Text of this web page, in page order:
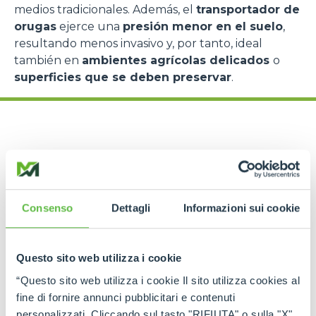
Consenso Dettagli Informazioni sui cookie
Questo sito web utilizza i cookie
“Questo sito web utilizza i cookie Il sito utilizza cookies al
fine di fornire annunci pubblicitari e contenuti
medios tradicionales. Además, el transportador de
orugas ejerce una presión menor en el suelo,
resultando menos invasivo y, por tanto, ideal
también en ambientes agrícolas delicados o
superficies que se deben preservar.
Contextos de
empleo y sectores
de uso de los
transportadores